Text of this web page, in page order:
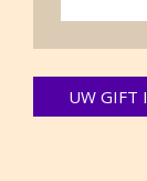
UW GIFT